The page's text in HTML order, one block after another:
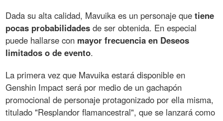
Dada su alta calidad, Mavuika es un personaje quetiene
pocas probabilidades de ser obtenida. En especial
puede hallarse con mayor frecuencia en Deseos
limitados o de evento.
La primera vez que Mavuika estará disponible en
Genshin Impact será por medio de un gachapón
promocional de personaje protagonizado por ella misma,
titulado "Resplandor flamancestral", que se lanzará como